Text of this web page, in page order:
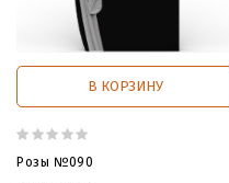
В КОРЗИНУ
Розы №090